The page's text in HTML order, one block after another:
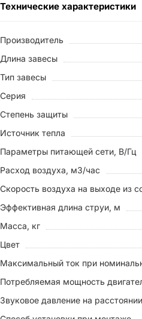
Технические характеристики
Производитель
Длина завесы
Тип завесы
Серия
Степень защиты
Источник тепла
Параметры питающей сети, В/Гц
Расход воздуха, м3/час
Скорость воздуха на выходе из
Эффективная длина струи, м
Масса, кг
Цвет
Максимальный ток при
Потребляемая мощность
Звуковое давление на